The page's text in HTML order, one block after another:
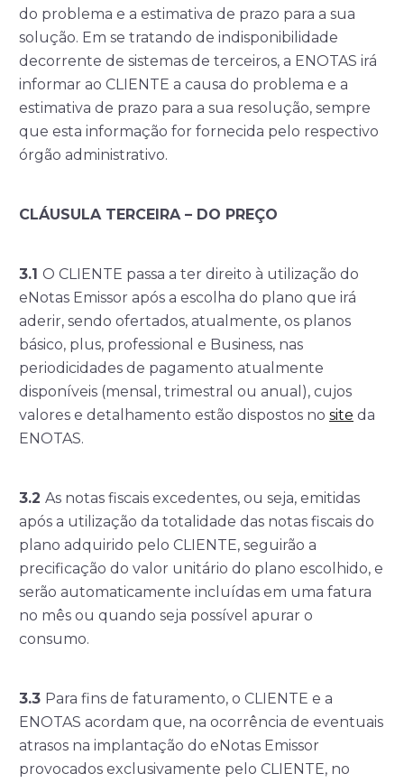
do problema e a estimativa de prazo para a sua
solução. Em se tratando de indisponibilidade
decorrente de sistemas de terceiros, a ENOTAS irá
informar ao CLIENTE a causa do problema e a
estimativa de prazo para a sua resolução, sempre
que esta informação for fornecida pelo respectivo
órgão administrativo.
CLÁUSULA TERCEIRA – DO PREÇO
3.1 O CLIENTE passa a ter direito à utilização do
eNotas Emissor após a escolha do plano que irá
aderir, sendo ofertados, atualmente, os planos
básico, plus, professional e Business, nas
periodicidades de pagamento atualmente
disponíveis (mensal, trimestral ou anual), cujos
valores e detalhamento estão dispostos no site da
ENOTAS.
3.2 As notas fiscais excedentes, ou seja, emitidas
após a utilização da totalidade das notas fiscais do
plano adquirido pelo CLIENTE, seguirão a
precificação do valor unitário do plano escolhido, e
serão automaticamente incluídas em uma fatura
no mês ou quando seja possível apurar o
consumo.
3.3 Para fins de faturamento, o CLIENTE e a
ENOTAS acordam que, na ocorrência de eventuais
atrasos na implantação do eNotas Emissor
provocados exclusivamente pelo CLIENTE, no